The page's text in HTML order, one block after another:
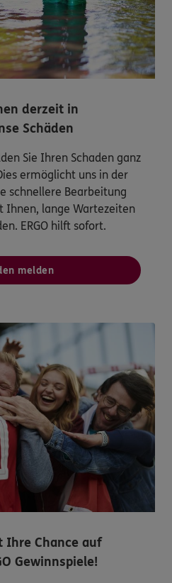
derzeit in
Schäden
Sie Ihren Schaden ganz
ermöglicht uns in der
schnellere Bearbeitung
Ihnen, lange Wartezeiten
ERGO hilft sofort.
melden
Ihre Chance auf
Gewinnspiele!